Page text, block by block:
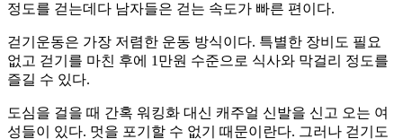
정도를 걷는데다 남자들은 걷는 속도가 빠른 편이다.
걷기운동은 가장 저렴한 운동 방식이다. 특별한 장비도 필요
없고 걷기를 마친 후에 1만원 수준으로 식사와 막걸리 정도를
즐길 수 있다.
도심을 걸을 때 간혹 워킹화 대신 캐주얼 신발을 신고 오는 여
성들이 있다. 멋을 포기할 수 없기 때문이란다. 그러나 걷기도